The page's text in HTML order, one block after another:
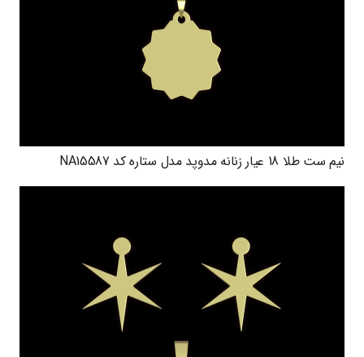
نیم ست طلا 18 عیار زنانه مدوپد مدل ستاره کد NA15587